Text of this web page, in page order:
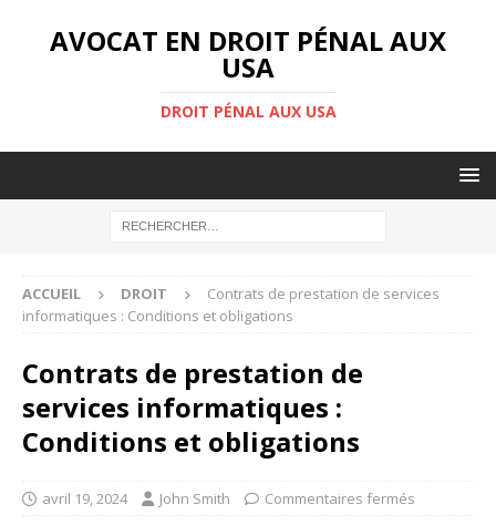
AVOCAT EN DROIT PÉNAL AUX
USA
DROIT PÉNAL AUX USA
ACCUEIL DROIT
Contrats de prestation de services
informatiques : Conditions et obligations
Contrats de prestation de
services informatiques :
Conditions et obligations
avril 19, 2024 John Smith Commentaires fermés